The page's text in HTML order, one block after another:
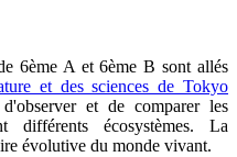
6ème A et 6ème B sont allés
et des sciences de Tokyo
et de comparer les
différents écosystèmes. La
évolutive du monde vivant.